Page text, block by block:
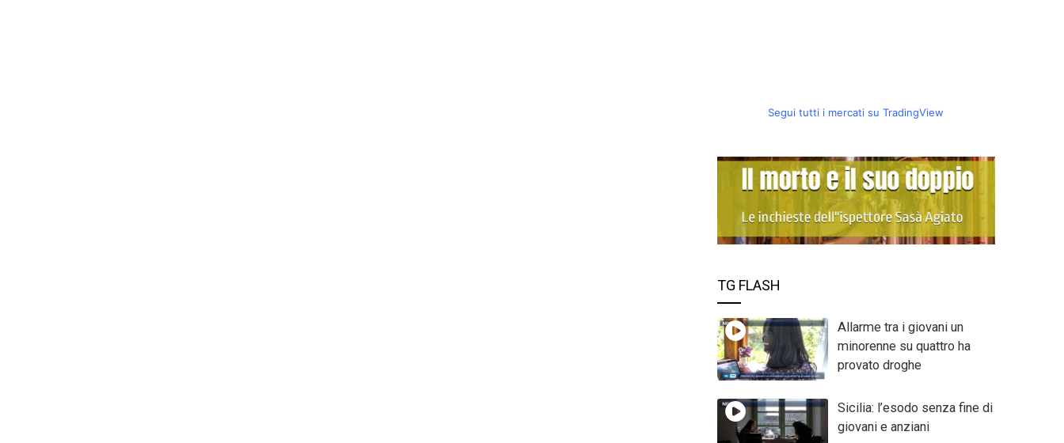
Segui tutti i mercati su TradingView
TG FLASH
Allarme tra i giovani un
minorenne su quattro ha
provato droghe
Sicilia: l’esodo senza fine di
giovani e anziani